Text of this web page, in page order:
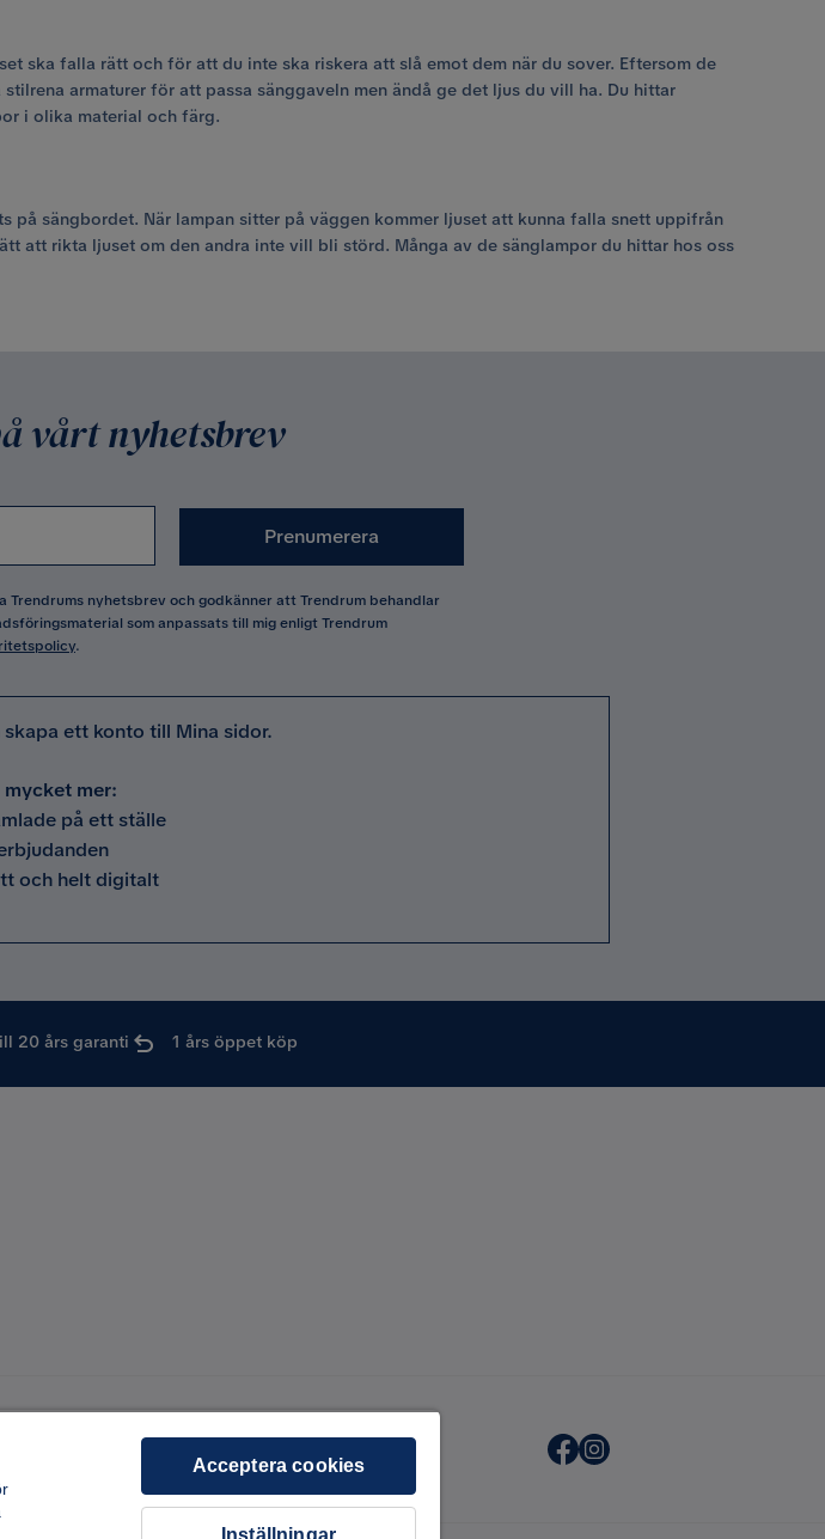
ska falla rätt och för att du inte ska riskera att slå emot dem när du sover. Eftersom de
armaturer för att passa sänggaveln men ändå ge det ljus du vill ha. Du hittar
i olika material och färg.
sängbordet. När lampan sitter på väggen kommer ljuset att kunna falla snett uppifrån
att rikta ljuset om den andra inte vill bli störd. Många av de sänglampor du hittar hos oss
vårt nyhetsbrev
Prenumerera
nyhetsbrev och godkänner att Trendrum behandlar
som anpassats till mig enligt Trendrum
.
ett konto till Mina sidor.
mer:
på ett ställe
och helt digitalt
20 års garanti 1 års öppet köp
Acceptera cookies
Inställningar